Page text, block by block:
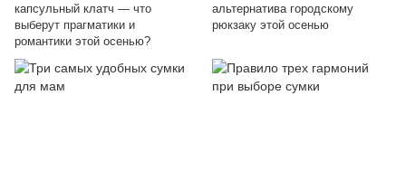
капсульный клатч — что
выберут прагматики и
романтики этой осенью?
альтернатива городскому
рюкзаку этой осенью